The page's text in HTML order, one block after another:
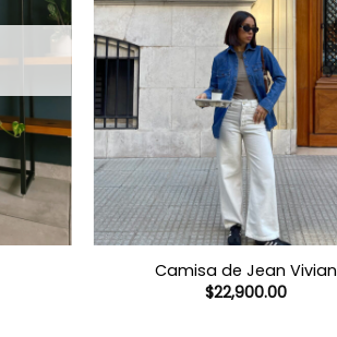
Camisa de Jean Vivian
$22,900.00